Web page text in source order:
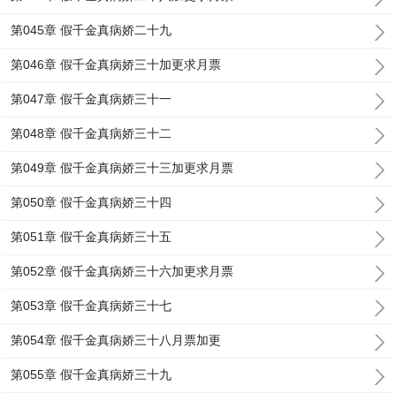
第045章 假千金真病娇二十九
第046章 假千金真病娇三十加更求月票
第047章 假千金真病娇三十一
第048章 假千金真病娇三十二
第049章 假千金真病娇三十三加更求月票
第050章 假千金真病娇三十四
第051章 假千金真病娇三十五
第052章 假千金真病娇三十六加更求月票
第053章 假千金真病娇三十七
第054章 假千金真病娇三十八月票加更
第055章 假千金真病娇三十九